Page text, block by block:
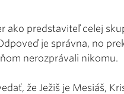
ako predstaviteľ celej
je správna, no
nerozprávali nikomu.
že Ježiš je Mesiáš,